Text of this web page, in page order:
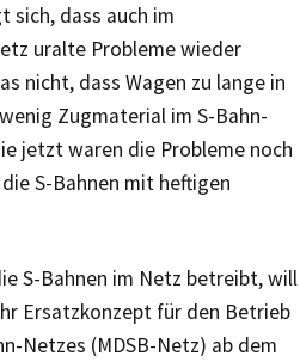
sich, dass auch im
uralte Probleme wieder
nicht, dass Wagen zu lange in
Zugmaterial im S-Bahn-
jetzt waren die Probleme noch
S-Bahnen mit heftigen
S-Bahnen im Netz betreibt, will
Ersatzkonzept für den Betrieb
Netzes (MDSB-Netz) ab dem